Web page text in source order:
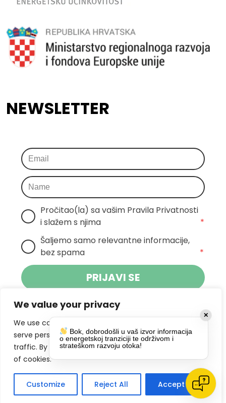
We value your privacy
We use cookies to enhance your browsing experience,
serve personalized ads or content, and analyze our
traffic. By clicking "Accept All", you consent to our use
of cookies.
Customize Reject All Accept All
NEWSLETTER
Pročitao(la) sa vašim Pravila Privatnosti
i slažem s njima
*
Šaljemo samo relevantne informacije,
bez spama
*
PRIJAVI SE
Klikom na gumb dajete suglasnost za
primanje novosti Pokreta Otoka te se
slažete spolitikom privatnosti.
DRUŠTVENE MREŽE
✕
Bok, dobrodošli u vaš izvor informacija
o energetskoj tranziciji te održivom i
strateškom razvoju otoka!